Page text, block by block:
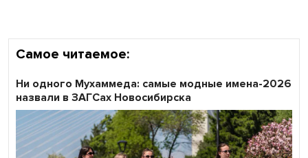
Самое читаемое:
Ни одного Мухаммеда: самые модные имена-2026
назвали в ЗАГСах Новосибирска